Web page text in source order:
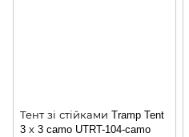
Тент зі стійками Tramp Tent
3 х 3 camo UTRT-104-camo